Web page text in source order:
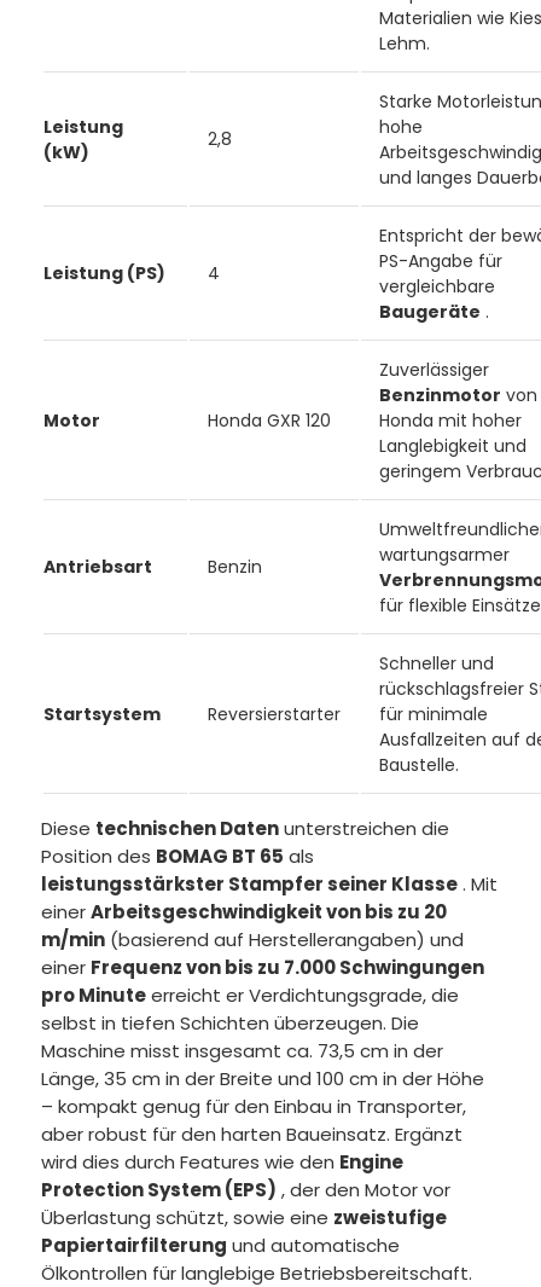
Materialien wie
Lehm.
Leistung
(kW)
2,8
Starke
hohe
und langes
Leistung (PS) 4
Entspricht der
PS-Angabe für
vergleichbare
Baugeräte .
Motor Honda GXR 120
Zuverlässiger
Benzinmotor von
Honda mit hoher
Langlebigkeit und
geringem
Antriebsart Benzin
wartungsarmer
für flexible
Startsystem Reversierstarter
Schneller und
rückschlagsfreier
für minimale
Ausfallzeiten auf
Baustelle.
Diese technischen Datenunterstreichen die
Position des BOMAG BT 65 als
leistungsstärkster Stampfer seiner Klasse. Mit
einerArbeitsgeschwindigkeit von bis zu 20
m/min(basierend auf Herstellerangaben) und
einer Frequenz von bis zu 7.000 Schwingungen
pro Minuteerreicht er Verdichtungsgrade, die
selbst in tiefen Schichten überzeugen. Die
Maschine misst insgesamt ca. 73,5 cm in der
Länge, 35 cm in der Breite und 100 cm in der Höhe
– kompakt genug für den Einbau in Transporter,
aber robust für den harten Baueinsatz. Ergänzt
wird dies durch Features wie den Engine
Protection System (EPS) , der den Motor vor
Überlastung schützt, sowie eine zweistufige
Papiertairfilterung und automatische
Ölkontrollen für langlebige Betriebsbereitschaft.